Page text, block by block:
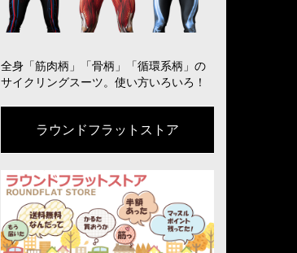
全身「筋肉柄」「骨柄」「循環系柄」の
サイクリングスーツ。使い方いろいろ！
ラウンドフラットストア